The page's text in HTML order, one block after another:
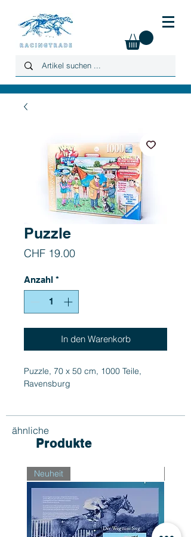
Puzzle
CHF 19.00Preis
Anzahl *
In den Warenkorb
Puzzle, 70 x 50 cm, 1000 Teile,
Ravensburg
ähnliche
Produkte
Neuheit